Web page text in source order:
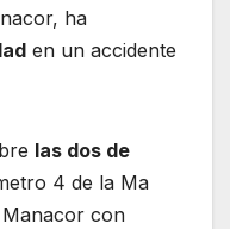
ha
en un accidente
las dos de
4 de la Ma
con